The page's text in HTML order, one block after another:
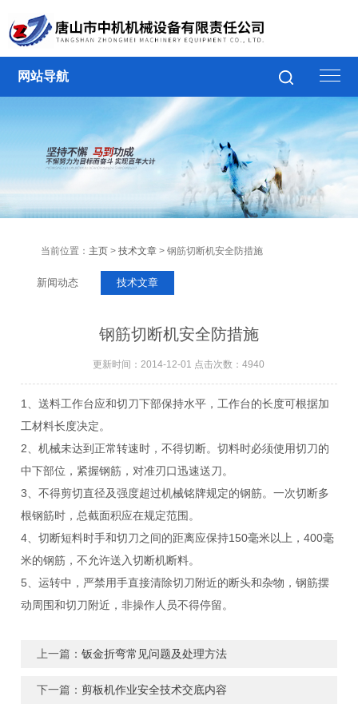
网站导航
当前位置： 主页 >技术文章 > 钢筋切断机安全防措施
新闻动态 技术文章
钢筋切断机安全防措施
更新时间：2014-12-01 点击次数：4940
1、送料工作台应和切刀下部保持水平，工作台的长度可根据加
工材料长度决定。
2、机械未达到正常转速时，不得切断。切料时必须使用切刀的
中下部位，紧握钢筋，对准刃口迅速送刀。
3、不得剪切直径及强度超过机械铭牌规定的钢筋。一次切断多
根钢筋时，总截面积应在规定范围。
4、切断短料时手和切刀之间的距离应保持150毫米以上，400毫
米的钢筋，不允许送入切断机断料。
5、运转中，严禁用手直接清除切刀附近的断头和杂物，钢筋摆
动周围和切刀附近，非操作人员不得停留。
上一篇：钣金折弯常见问题及处理方法
下一篇：剪板机作业安全技术交底内容